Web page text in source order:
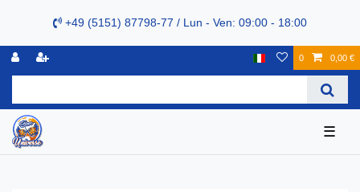
+49 (5151) 87798-77 / Lun - Ven: 09:00 - 18:00
0 0,00 €
☰